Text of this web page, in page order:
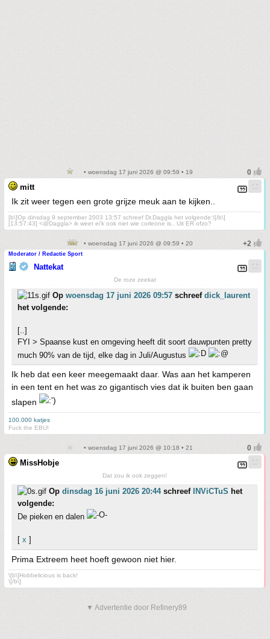
• woensdag 17 juni 2026 @ 09:59 • 19
mitt
Ik zit weer tegen een grote grijze meuk aan te kijken..
[b\]Op dinsdag 9 september 2003 13:57 schreef Dr.Daggla het volgende:\[/b\]
[13:57:43] <@Daggla> ik weet ei'k ook niet wie corleone is.. Uit ER ofzo?
• woensdag 17 juni 2026 @ 09:59 • 20
Moderator / Redactie Sport
Nattekat
De roze zeekat
Op woensdag 17 juni 2026 09:57 schreef dick_laurent
het volgende:
[..]
FYI > Spaanse kust en omgeving heeft dit soort dauwpunten pretty
much 90% van de tijd, elke dag in Juli/Augustus
Ik heb dat een keer meegemaakt daar. Was aan het kamperen
in een tent en het was zo gigantisch vies dat ik buiten ben gaan
slapen
100.000 katjes
Fuck the EBU!
• woensdag 17 juni 2026 @ 10:18 • 21
MissHobje
Dat zou ik ook zeggen!
Op dinsdag 16 juni 2026 20:44schreef INViCTuS het
volgende:
De pieken en dalen
[ x ]
Prima Extreem heet hoeft gewoon niet hier.
\[b\]Hobbelicious is back!
\[/b\]
▼ Advertentie door Refinery89